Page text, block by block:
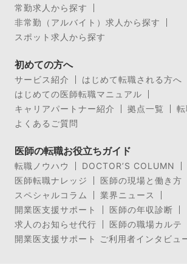
常勤求人から探す
非常勤（アルバイト）求人から探す
スポット求人から探す
初めての方へ
サービス紹介
はじめて転職される方へ
はじめての医師転職マニュアル
キャリアパートナー紹介
拠点一覧
よくあるご質問
医師の転職お役立ちガイド
転職ノウハウ
DOCTOR’S COLUMN
医師転職ナレッジ
医師の現場と働き方
スペシャルコラム
業界ニュース
開業医支援サポート
医師の年収診断
求人のお知らせ代行
医師の職場カルテ
開業医支援サポート ご利用者インタビュ